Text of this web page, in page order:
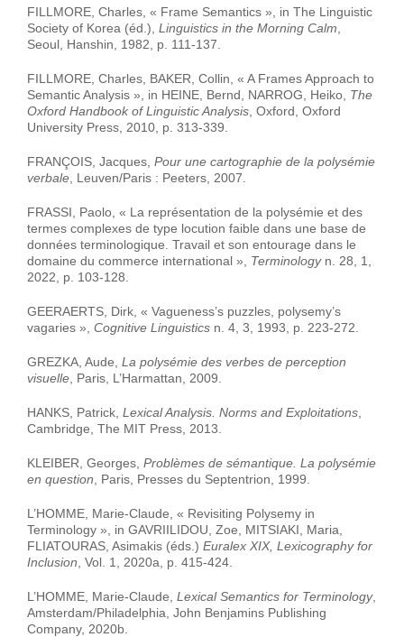
FILLMORE, Charles, « Frame Semantics », in The Linguistic
Society of Korea (éd.), Linguistics in the Morning Calm
Seoul, Hanshin, 1982, p. 111-137.
FILLMORE, Charles, BAKER, Collin, « A Frames Approach to
Semantic Analysis », in HEINE, Bernd, NARROG, Heiko, The
Oxford Handbook of Linguistic Analysis , Oxford, Oxford
University Press, 2010, p. 313-339.
FRANÇOIS, Jacques, Pour une cartographie de la polysémie
verbale , Leuven/Paris : Peeters, 2007.
FRASSI, Paolo, « La représentation de la polysémie et des
termes complexes de type locution faible dans une base de
données terminologique. Travail et son entourage dans le
domaine du commerce international », Terminologyn. 28, 1,
2022, p. 103-128.
GEERAERTS, Dirk, « Vagueness’s puzzles, polysemy’s
vagaries », Cognitive Linguistics n. 4, 3, 1993, p. 223-272.
GREZKA, Aude, La polysémie des verbes de perception
visuelle , Paris, L’Harmattan, 2009.
HANKS, Patrick, Lexical Analysis. Norms and Exploitations
Cambridge, The MIT Press, 2013.
KLEIBER, Georges, Problèmes de sémantique. La polysémie
en question , Paris, Presses du Septentrion, 1999.
L’HOMME, Marie-Claude, « Revisiting Polysemy in
Terminology », in GAVRIILIDOU, Zoe, MITSIAKI, Maria,
FLIATOURAS, Asimakis (éds.) Euralex XIX, Lexicography for
Inclusion , Vol. 1, 2020a, p. 415-424.
L’HOMME, Marie-Claude, Lexical Semantics for Terminology,
Amsterdam/Philadelphia, John Benjamins Publishing
Company, 2020b.